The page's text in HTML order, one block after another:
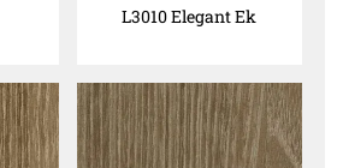
L3010 Elegant Ek